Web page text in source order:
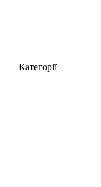
Категорії